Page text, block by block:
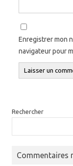
Enregistrer mon
navigateur pour
Rechercher
Commentaires